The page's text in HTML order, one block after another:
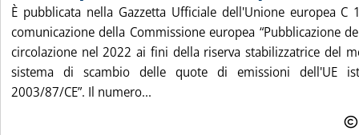
È pubblicata nella Gazzetta Ufficiale dell'Unione europea
comunicazione della Commissione europea “Pubblicazione
circolazione nel 2022 ai fini della riserva stabilizzatrice del
sistema di scambio delle quote di emissioni dell'UE
2003/87/CE”. Il numero...